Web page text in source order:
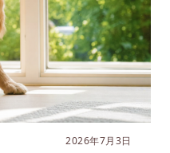
2026年7月3日